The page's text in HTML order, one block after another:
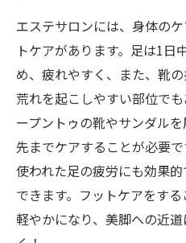
エステサロンには、身体の
トケアがあります。足は1日
め、疲れやすく、また、靴
荒れを起こしやすい部位で
ープントゥの靴やサンダル
先までケアすることが必要
使われた足の疲労にも効果
できます。フットケアをす
軽やかになり、美脚への近